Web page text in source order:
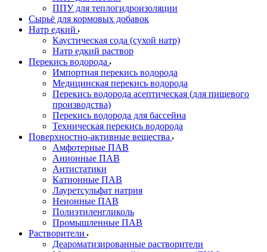
ППУ для теплогидроизоляции
Сырьё для кормовых добавок
Натр едкий
Каустическая сода (сухой натр)
Натр едкий раствор
Перекись водорода
Импортная перекись водорода
Медицинская перекись водорода
Перекись водорода асептическая (для пищевого
производства)
Перекись водорода для бассейна
Техническая перекись водорода
Поверхностно-активные вещества
Амфотерные ПАВ
Анионные ПАВ
Антистатики
Катионные ПАВ
Лауретсульфат натрия
Неионные ПАВ
Полиэтиленгликоль
Промышленные ПАВ
Растворители
Деароматизированные растворители